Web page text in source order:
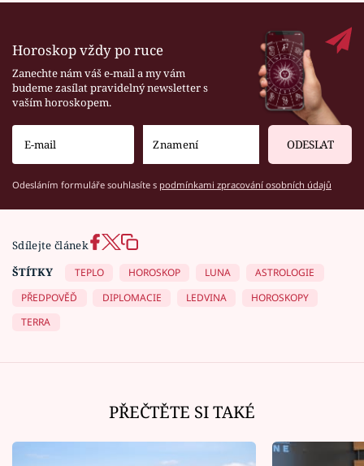
Horoskop vždy po ruce
Zanechte nám váš e-mail a my vám
budeme zasílat pravidelný newsletter s
vaším horoskopem.
ODESLAT
Odesláním formuláře souhlasíte s podmínkami zpracování osobních údajů
Sdílejte článek
ŠTÍTKY
TEPLO HOROSKOP LUNA
ASTROLOGIE
PŘEDPOVĚĎ
DIPLOMACIE LEDVINA
HOROSKOPY
TERRA
PŘEČTĚTE SI TAKÉ